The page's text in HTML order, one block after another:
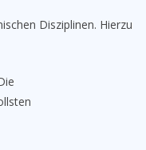
Disziplinen. Hierzu